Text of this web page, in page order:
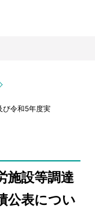
び令和5年度実
施設等調達
公表につい